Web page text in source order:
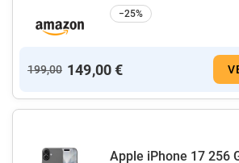
−25%
199,00 149,00 €
Apple iPhone 17 256